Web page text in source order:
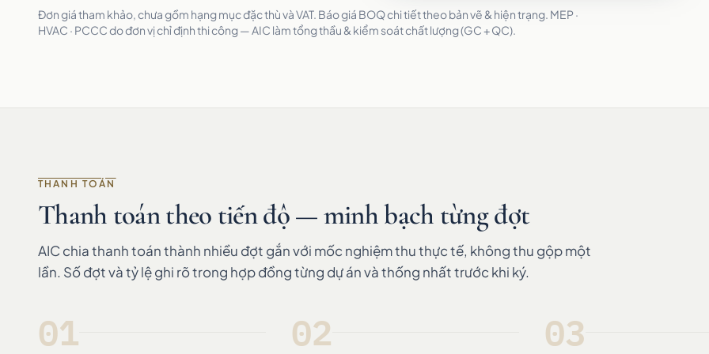
Đơn giá tham khảo, chưa gồm hạng mục đặc thù và VAT. Báo giá BOQ chi tiết theo bản vẽ & hiện trạng. MEP ·
HVAC · PCCC do đơn vị chỉ định thi công — AIC làm tổng thầu & kiểm soát chất lượng (GC + QC).
THANH TOÁN
Thanh toán theo tiến độ — minh bạch từng đợt
AIC chia thanh toán thành nhiều đợt gắn với mốc nghiệm thu thực tế, không thu gộp một
lần. Số đợt và tỷ lệ ghi rõ trong hợp đồng từng dự án và thống nhất trước khi ký.
01 02 03